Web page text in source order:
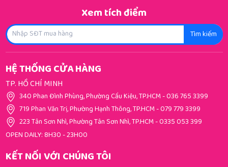
Xem tích điểm
Tìm kiếm
HỆ THỐNG CỬA HÀNG
TP. HỒ CHÍ MINH
340 Phan Đình Phùng, Phường Cầu Kiệu, TP.HCM-036 765 3399
719 Phan Văn Trị, Phường Hạnh Thông, TP.HCM-079 779 3399
223 Tân Sơn Nhì, Phường Tân Sơn Nhì, TP.HCM-0335 053 399
OPEN DAILY: 8H30 - 23H00
KẾT NỐI VỚI CHÚNG TÔI